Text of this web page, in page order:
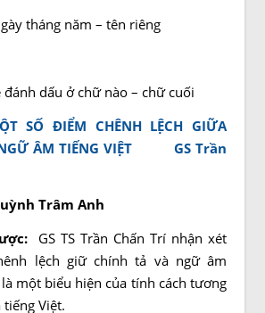
tháng năm – tên riêng
đánh dấu ở chữ nào – chữ cuối
SỐ ĐIỂM CHÊNH LỆCH GIỮA
ÂM TIẾNG VIỆT
GS Trần
Trâm Anh
GS TS Trần Chấn Trí nhận xét
lệch giữ chính tả và ngữ âm
một biểu hiện của tính cách tương
Việt.